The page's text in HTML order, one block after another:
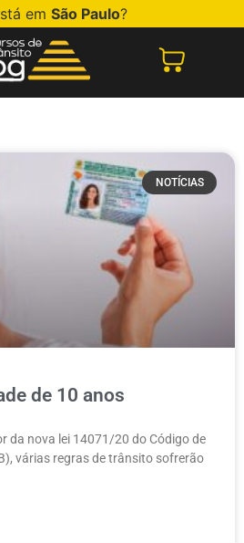
em São Paulo?
NOTÍCIAS
de 10 anos
da nova lei 14071/20 do Código de
várias regras de trânsito sofrerão